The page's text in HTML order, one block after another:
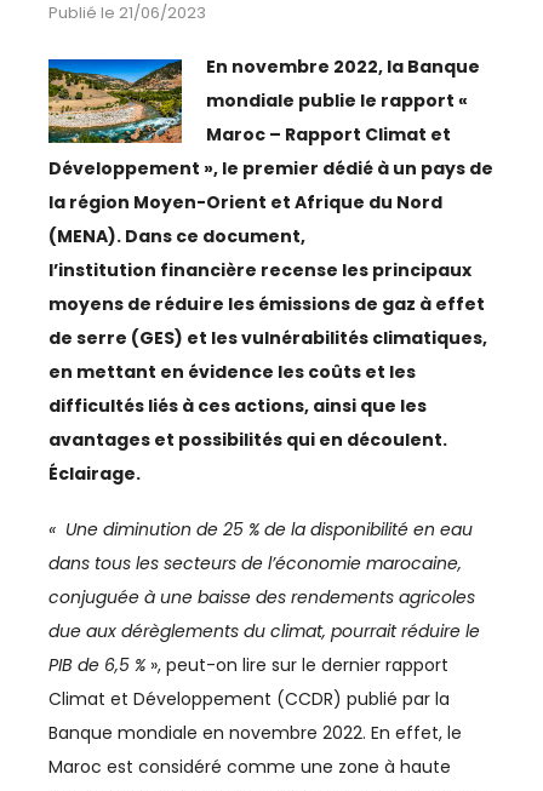
CONTACT
AERIEN
AÉRIEN
AÉRONAUTIQUE
AFRIQUE
AGRICULTURE
AGRO-AGRI
AUTOMOBILE
BUSINESS
CAN
CAN 2025
Publié le 21/06/2023
En novembre 2022, la Banque
mondiale publie le rapport «
Maroc – Rapport Climat et
Développement », le premier dédié à un pays de
la région Moyen-Orient et Afrique du Nord
(MENA). Dans ce document,
l’institution financière recense les principaux
moyens de réduire les émissions de gaz à effet
de serre (GES) et les vulnérabilités climatiques,
en mettant en évidence les coûts et les
difficultés liés à ces actions, ainsi que les
avantages et possibilités qui en découlent.
Éclairage.
« Une diminution de 25 % de la disponibilité en eau
dans tous les secteurs de l’économie marocaine,
conjuguée à une baisse des rendements agricoles
due aux dérèglements du climat, pourrait réduire le
PIB de 6,5 % », peut-on lire sur le dernier rapport
Climat et Développement (CCDR) publié par la
Banque mondiale en novembre 2022. En effet, le
Maroc est considéré comme une zone à haute